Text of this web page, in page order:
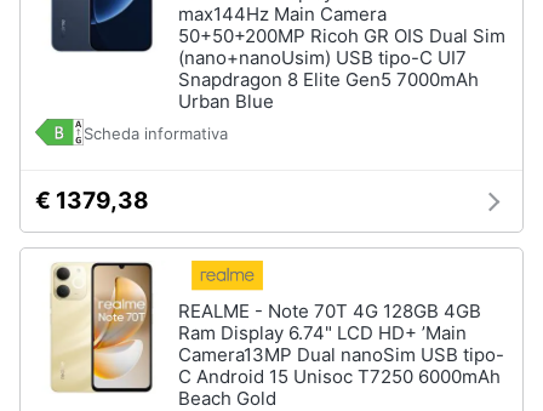
max144Hz Main Camera
50+50+200MP Ricoh GR OIS Dual Sim
(nano+nanoUsim) USB tipo-C UI7
Snapdragon 8 Elite Gen5 7000mAh
Urban Blue
Scheda informativa
€ 1379,38
REALME - Note 70T 4G 128GB 4GB
Ram Display 6.74" LCD HD+ ’Main
Camera13MP Dual nanoSim USB tipo-
C Android 15 Unisoc T7250 6000mAh
Beach Gold